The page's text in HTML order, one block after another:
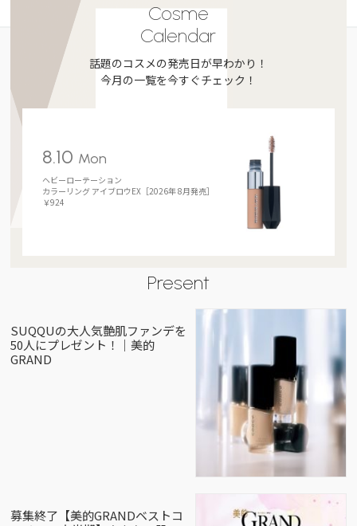
Cosme
Calendar
話題のコスメの発売日が早わかり！
今月の一覧を今すぐチェック！
8.10 Mon
ヘビーローテーション
カラーリング アイブロウEX［2026年 8月発売］
￥924
Present
SUQQUの大人気艶肌ファンデを
50人にプレゼント！｜美的
GRAND
募集終了【美的GRANDベストコ